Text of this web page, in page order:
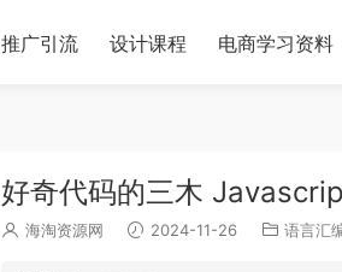
推广引流 设计课程 电商学习资料
好奇代码的三木
海淘资源网 2024-11-26 语言汇